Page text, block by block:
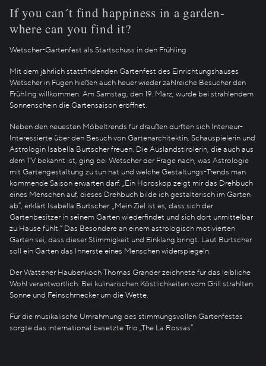
If you can´t find happiness in a garden-
where can you find it?
Wetscher-Gartenfest als Startschuss in den Frühling
Mit dem jährlich stattfindenden Gartenfest des Einrichtungshauses
Wetscher in Fügen hießen auch heuer wieder zahlreiche Besucher den
Frühling willkommen. Am Samstag, den 19. März, wurde bei strahlendem
Sonnenschein die Gartensaison eröffnet.
Neben den neuesten Möbeltrends für draußen durften sich Interieur-
Interessierte über den Besuch von Gartenarchitektin, Schauspielerin und
Astrologin Isabella Burtscher freuen. Die Auslandstirolerin, die auch aus
dem TV bekannt ist, ging bei Wetscher der Frage nach, was Astrologie
mit Gartengestaltung zu tun hat und welche Gestaltungs-Trends man
kommende Saison erwarten darf. „Ein Horoskop zeigt mir das Drehbuch
eines Menschen auf, dieses Drehbuch bilde ich gestalterisch im Garten
ab“, erklärt Isabella Burtscher. „Mein Ziel ist es, dass sich der
Gartenbesitzer in seinem Garten wiederfindet und sich dort unmittelbar
zu Hause fühlt.“ Das Besondere an einem astrologisch motivierten
Garten sei, dass dieser Stimmigkeit und Einklang bringt. Laut Burtscher
soll ein Garten das Innerste eines Menschen widerspiegeln.
Der Wattener Haubenkoch Thomas Grander zeichnete für das leibliche
Wohl verantwortlich. Bei kulinarischen Köstlichkeiten vom Grill strahlten
Sonne und Feinschmecker um die Wette.
Für die musikalische Umrahmung des stimmungsvollen Gartenfestes
sorgte das international besetzte Trio „The La Rossas“.